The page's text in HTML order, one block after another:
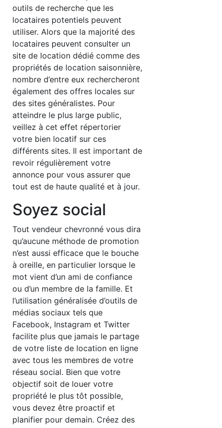
outils de recherche que les
locataires potentiels peuvent
utiliser. Alors que la majorité des
locataires peuvent consulter un
site de location dédié comme des
propriétés de location saisonnière,
nombre d’entre eux rechercheront
également des offres locales sur
des sites généralistes. Pour
atteindre le plus large public,
veillez à cet effet répertorier
votre bien locatif sur ces
différents sites. Il est important de
revoir régulièrement votre
annonce pour vous assurer que
tout est de haute qualité et à jour.
Soyez social
Tout vendeur chevronné vous dira
qu’aucune méthode de promotion
n’est aussi efficace que le bouche
à oreille, en particulier lorsque le
mot vient d’un ami de confiance
ou d’un membre de la famille. Et
l’utilisation généralisée d’outils de
médias sociaux tels que
Facebook, Instagram et Twitter
facilite plus que jamais le partage
de votre liste de location en ligne
avec tous les membres de votre
réseau social. Bien que votre
objectif soit de louer votre
propriété le plus tôt possible,
vous devez être proactif et
planifier pour demain. Créez des